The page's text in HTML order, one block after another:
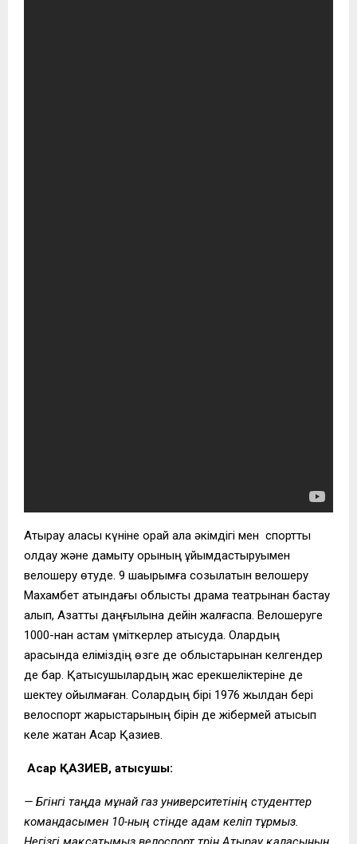
Атырау қаласы күніне орай қала әкімдігі мен спортты
қолдау және дамыту қорының ұйымдастыруымен
велошеру өтуде. 9 шақырымға созылатын велошеру
Махамбет атындағы облыстық драма театрынан бастау
алып, Азаттық даңғылына дейін жалғаспақ. Велошеруге
1000-нан астам үміткерлер қатысуда. Олардың
арасында еліміздің өзге де облыстарынан келгендер
де бар. Қатысушылардың жас ерекшеліктеріне де
шектеу қойылмаған. Солардың бірі 1976 жылдан бері
велоспорт жарыстарының бірін де жібермей қатысып
келе жатқан Асқар Қазиев.
Асқар ҚАЗИЕВ, қатысушы:
— Бүгінгі таңда мұнай газ университетінің студенттер
командасымен 10-ның үстінде адам келіп тұрмыз.